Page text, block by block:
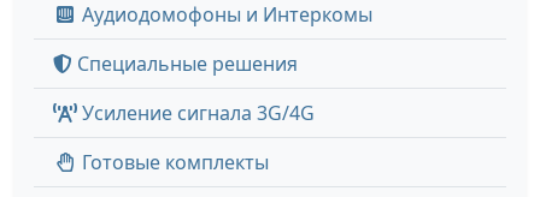
Аудиодомофоны и Интеркомы
Специальные решения
Усиление сигнала 3G/4G
Готовые комплекты